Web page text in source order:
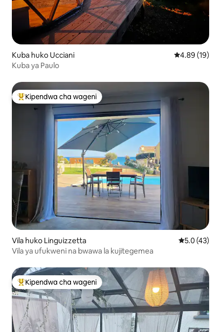
Kuba huko Ucciani Ukadiriaji wa
4.89 (19)
Kuba ya Paulo
Kipendwa maarufu cha wageni
Kipendwa cha wageni
Vila huko Linguizzetta Ukadiriaji
5.0 (43)
Vila ya ufukweni na bwawa la kujitegemea
Kipendwa maarufu cha wageni
Kipendwa cha wageni